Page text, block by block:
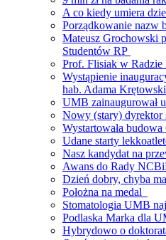
A co kiedy umiera
Porządkowanie nazw
Mateusz Grochowski
Studentów RP
Prof. Flisiak w Radzie
Wystąpienie
hab. Adama
UMB zainaugurował
Nowy (stary) dyrektor
Wystartowała
Udane starty
Nasz kandydat na
Awans do Rady
Dzień dobry, chyba
Położna na medal
Stomatologia UMB
Podlaska Marka dla
Hybrydowo o